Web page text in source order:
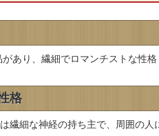
あり、繊細でロマンチストな性格
格
繊細な神経の持ち主で、周囲の